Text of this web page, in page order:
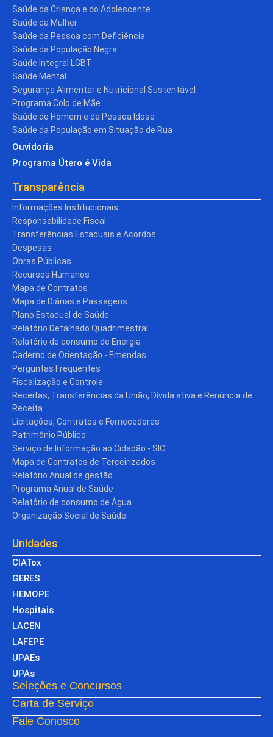
Saúde da Criança e do Adolescente
Saúde da Mulher
Saúde da Pessoa com Deficiência
Saúde da População Negra
Saúde Integral LGBT
Saúde Mental
Segurança Alimentar e Nutricional Sustentável
Programa Colo de Mãe
Saúde do Homem e da Pessoa Idosa
Saúde da População em Situação de Rua
Ouvidoria
Programa Útero é Vida
Transparência
Informações Institucionais
Responsabilidade Fiscal
Transferências Estaduais e Acordos
Despesas
Obras Públicas
Recursos Humanos
Mapa de Contratos
Mapa de Diárias e Passagens
Plano Estadual de Saúde
Relatório Detalhado Quadrimestral
Relatório de consumo de Energia
Caderno de Orientação - Emendas
Perguntas Frequentes
Fiscalização e Controle
Receitas, Transferências da União, Dívida ativa e Renúncia de
Receita
Licitações, Contratos e Fornecedores
Patrimônio Público
Serviço de Informação ao Cidadão - SIC
Mapa de Contratos de Terceirizados
Relatório Anual de gestão
Programa Anual de Saúde
Relatório de consumo de Água
Organização Social de Saúde
Unidades
CIATox
GERES
HEMOPE
Hospitais
LACEN
LAFEPE
UPAEs
UPAs
Seleções e Concursos
Carta de Serviço
Fale Conosco